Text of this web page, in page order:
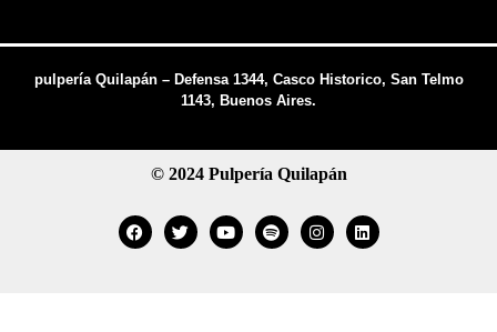
pulpería Quilapán – Defensa 1344, Casco Historico, San Telmo
1143, Buenos Aires.
© 2024 Pulpería Quilapán
FacebookTwitterYoutubeSpotifyInstagramLinkedin